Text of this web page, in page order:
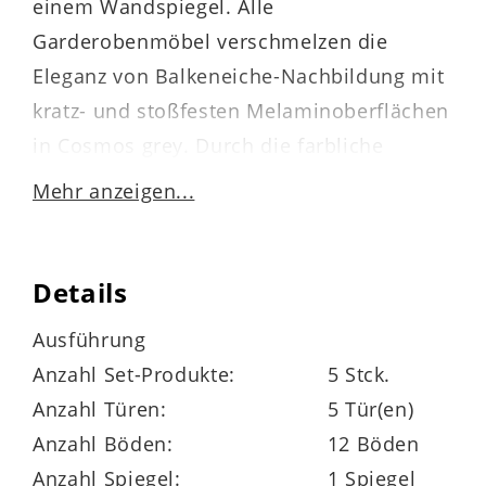
einem Wandspiegel. Alle
Garderobenmöbel verschmelzen die
Eleganz von Balkeneiche-Nachbildung mit
kratz- und stoßfesten Melaminoberflächen
in Cosmos grey. Durch die farbliche
Gestaltung strahlt die Wohnwand
Highlights sind überdies die
stangen. Einen außergewöhnlich kreativen
Akzent setzen die grifflosen Fronten.
Mehr anzeigen...
Details
Ausführung
Anzahl Set-Produkte:
5 Stck.
Anzahl Türen:
5 Tür(en)
Anzahl Böden:
12 Böden
Anzahl Spiegel:
1 Spiegel